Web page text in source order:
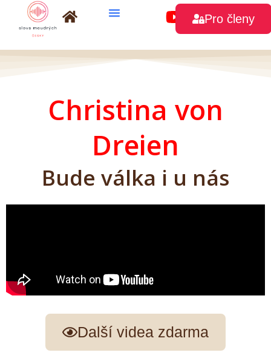
Přeskočit
Pro členy
Christina von
Dreien
Bude válka i u nás
Další videa zdarma